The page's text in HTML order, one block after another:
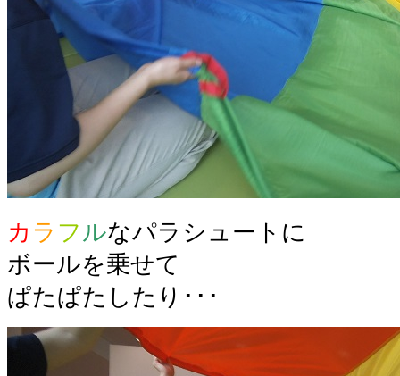
カ ラ フ ルなパラシュートに
ボールを乗せて
ぱたぱたしたり･･･